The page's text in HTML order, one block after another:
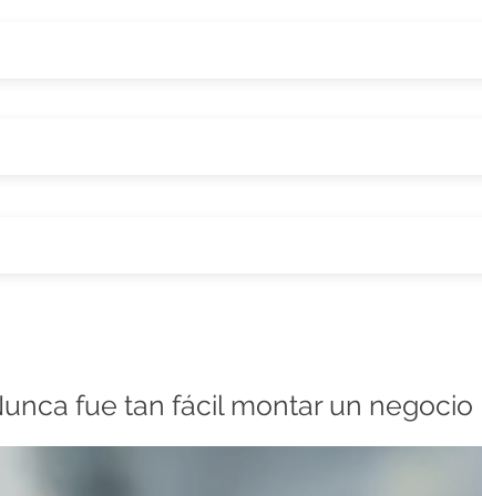
fue tan fácil montar un negocio